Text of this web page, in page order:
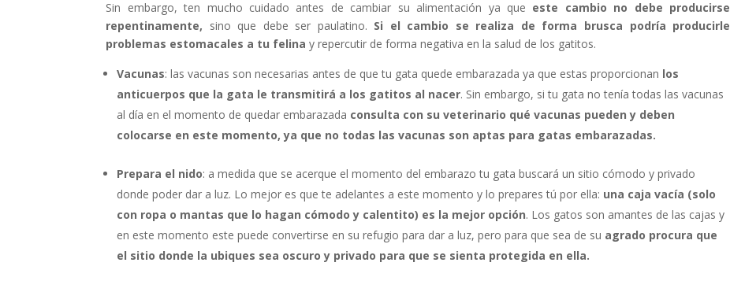
Sin embargo, ten mucho cuidado antes de cambiar su alimentación ya que este cambio no debe producirse
repentinamente, sino que debe ser paulatino. Si el cambio se realiza de forma brusca podría producirle
problemas estomacales a tu felina y repercutir de forma negativa en la salud de los gatitos.
Vacunas: las vacunas son necesarias antes de que tu gata quede embarazada ya que estas proporcionan los
anticuerpos que la gata le transmitirá a los gatitos al nacer. Sin embargo, si tu gata no tenía todas las vacunas
al día en el momento de quedar embarazada consulta con su veterinario qué vacunas pueden y deben
colocarse en este momento, ya que no todas las vacunas son aptas para gatas embarazadas.
Prepara el nido: a medida que se acerque el momento del embarazo tu gata buscará un sitio cómodo y privado
donde poder dar a luz. Lo mejor es que te adelantes a este momento y lo prepares tú por ella: una caja vacía (solo
con ropa o mantas que lo hagan cómodo y calentito) es la mejor opción. Los gatos son amantes de las cajas y
en este momento este puede convertirse en su refugio para dar a luz, pero para que sea de su agrado procura que
el sitio donde la ubiques sea oscuro y privado para que se sienta protegida en ella.